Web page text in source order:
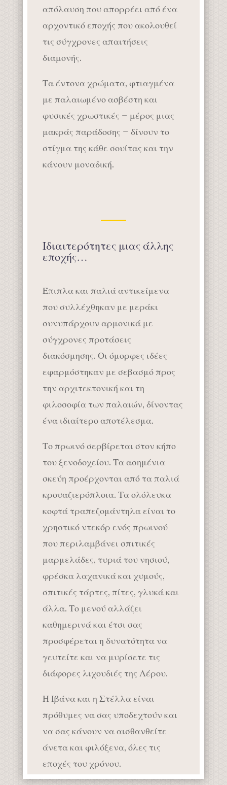
απόλαυση που απορρέει από ένα
αρχοντικό εποχής που ακολουθεί
τις σύγχρονες απαιτήσεις
διαμονής.
Τα έντονα χρώματα, φτιαγμένα
με παλαιωμένο ασβέστη και
φυσικές χρωστικές – μέρος μιας
μακράς παράδοσης – δίνουν το
στίγμα της κάθε σουίτας και την
κάνουν μοναδική.
Ιδιαιτερότητες μιας άλλης
εποχής…
Έπιπλα και παλιά αντικείμενα
που συλλέχθηκαν με μεράκι
συνυπάρχουν αρμονικά με
σύγχρονες προτάσεις
διακόσμησης. Οι όμορφες ιδέες
εφαρμόστηκαν με σεβασμό προς
την αρχιτεκτονική και τη
φιλοσοφία των παλαιών, δίνοντας
ένα ιδιαίτερο αποτέλεσμα.
Το πρωινό σερβίρεται στον κήπο
του ξενοδοχείου. Τα ασημένια
σκεύη προέρχονται από τα παλιά
κρουαζιερόπλοια. Τα ολόλευκα
κοφτά τραπεζομάντηλα είναι το
χρηστικό ντεκόρ ενός πρωινού
που περιλαμβάνει σπιτικές
μαρμελάδες, τυριά του νησιού,
φρέσκα λαχανικά και χυμούς,
σπιτικές τάρτες, πίτες, γλυκά και
άλλα. Το μενού αλλάζει
καθημερινά και έτσι σας
προσφέρεται η δυνατότητα να
γευτείτε και να μυρίσετε τις
διάφορες λιχουδιές της Λέρου.
Η Ιβάνα και η Στέλλα είναι
πρόθυμες να σας υποδεχτούν και
να σας κάνουν να αισθανθείτε
άνετα και φιλόξενα, όλες τις
εποχές του χρόνου.